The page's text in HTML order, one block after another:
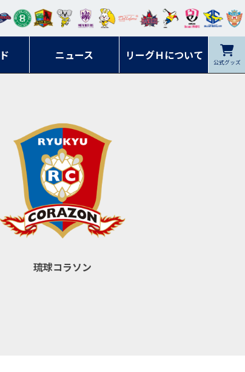
ニュース リーグＨについて 公式グッズ
ンマ
ーレ
ービ
ー石
ック 名古
オレ
ット
ツ
フォ
ーレ
岡山
イプ
ルレ
ッズ
シラ トピ
ンデ
ィー
クヤ
鹿児
島
琉球コラソン